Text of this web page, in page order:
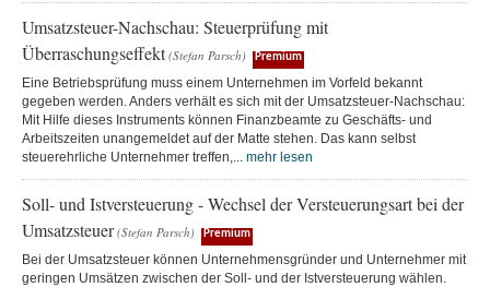
Umsatzsteuer-Nachschau: Steuerprüfung mit
Überraschungseffekt (Stefan Parsch) Premium
Eine Betriebsprüfung muss einem Unternehmen im Vorfeld bekannt
gegeben werden. Anders verhält es sich mit der Umsatzsteuer-Nachschau:
Mit Hilfe dieses Instruments können Finanzbeamte zu Geschäfts- und
Arbeitszeiten unangemeldet auf der Matte stehen. Das kann selbst
steuerehrliche Unternehmer treffen,... mehr lesen
Soll- und Istversteuerung - Wechsel der Versteuerungsart bei der
Umsatzsteuer (Stefan Parsch) Premium
Bei der Umsatzsteuer können Unternehmensgründer und Unternehmer mit
geringen Umsätzen zwischen der Soll- und der Istversteuerung wählen.